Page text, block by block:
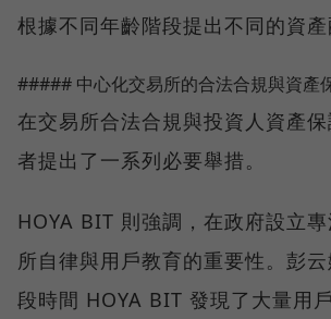
根據不同年齡階段提出不同的資產
##### 中心化交易所的合法合規與資產
在交易所合法合規與投資人資產
者提出了一系列必要舉措。
HOYA BIT 則強調，在政府設立
所自律與用戶教育的重要性。彭
段時間 HOYA BIT 發現了大量用